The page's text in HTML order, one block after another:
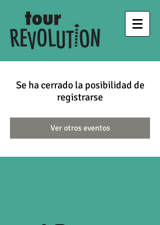
Se ha cerrado la posibilidad de
registrarse
Ver otros eventos